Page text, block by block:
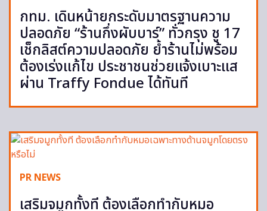
กทม. เดินหน้ายกระดับมาตรฐานความ
ปลอดภัย “ร้านกึ่งผับบาร์” ทั่วกรุง ชู 17
เช็กลิสต์ความปลอดภัย ย้ำร้านไม่พร้อม
ต้องเร่งแก้ไข ประชาชนช่วยแจ้งเบาะแส
ผ่าน Traffy Fondue ได้ทันที
PR NEWS
เสริมจมูกทั้งที ต้องเลือกทำกับหมอ